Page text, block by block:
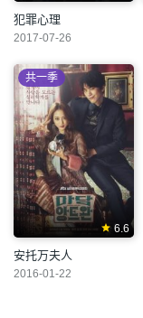
犯罪心理
2017-07-26
6.6
共一季
安托万夫人
2016-01-22